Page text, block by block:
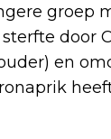
groep
door
en